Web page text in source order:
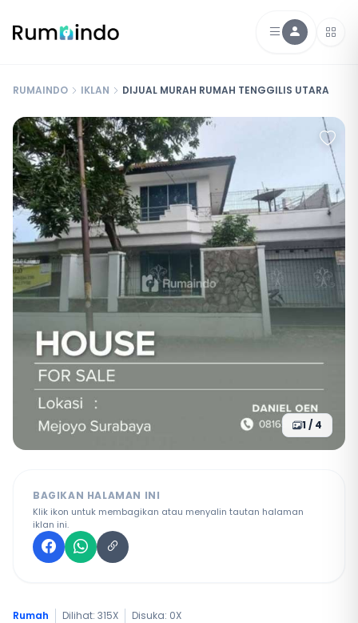
RUMAINDO IKLAN DIJUAL MURAH RUMAH TENGGILIS UTARA
1 / 4
BAGIKAN HALAMAN INI
Klik ikon untuk membagikan atau menyalin tautan halaman
iklan ini.
Rumah Dilihat: 315X Disuka: 0X